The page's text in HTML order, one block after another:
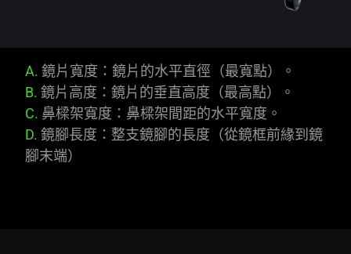
A. 鏡片寬度：鏡片的水平直徑（最寬點）。
B. 鏡片高度：鏡片的垂直高度（最高點）。
C. 鼻樑架寬度：鼻樑架間距的水平寬度。
D. 鏡腳長度：整支鏡腳的長度（從鏡框前緣到鏡
腳末端）